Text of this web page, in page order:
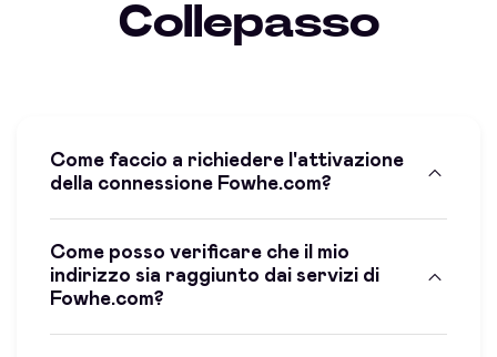
Collepasso
Come faccio a richiedere l'attivazione
della connessione Fowhe.com?
Come posso verificare che il mio
indirizzo sia raggiunto dai servizi di
Fowhe.com?